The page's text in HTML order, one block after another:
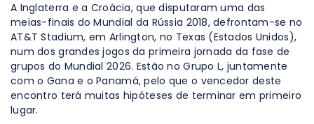
A Inglaterra e a Croácia, que disputaram uma das
meias-finais do Mundial da Rússia 2018, defrontam-se no
AT&T Stadium, em Arlington, no Texas (Estados Unidos),
num dos grandes jogos da primeira jornada da fase de
grupos do Mundial 2026. Estão no Grupo L, juntamente
com o Gana e o Panamá, pelo que o vencedor deste
encontro terá muitas hipóteses de terminar em primeiro
lugar.